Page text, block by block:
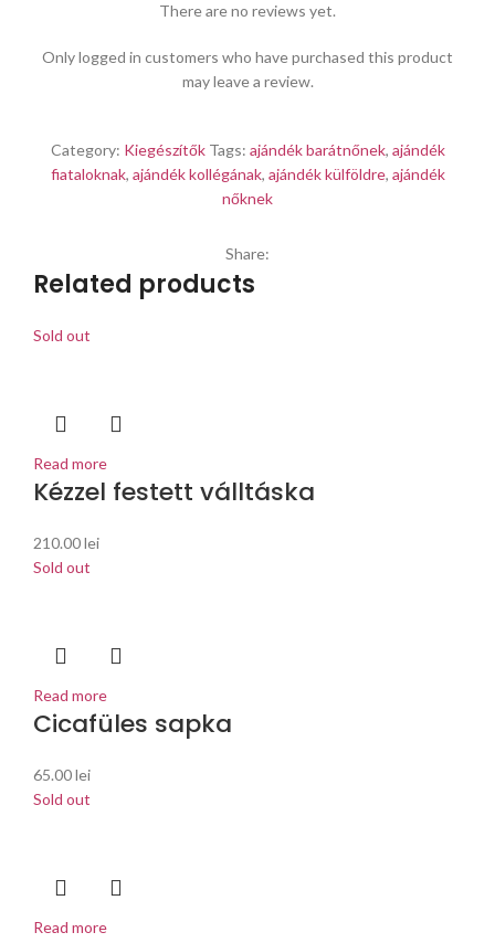
There are no reviews yet.
Only logged in customers who have purchased this product
may leave a review.
Category: Kiegészítők Tags: ajándék barátnőnek, ajándék
fiataloknak, ajándék kollégának, ajándék külföldre, ajándék
nőknek
Share:
Related products
Sold out
Read more
Kézzel festett válltáska
210.00lei
Sold out
Read more
Cicafüles sapka
65.00lei
Sold out
Read more